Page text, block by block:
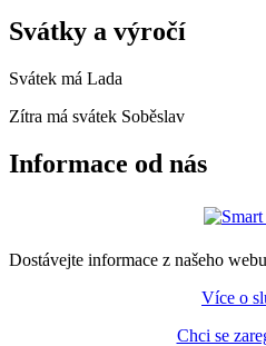
Svátky a výročí
Svátek má Lada
Zítra má svátek Soběslav
Informace od nás
Dostávejte informace z našeho
Více o
Chci se